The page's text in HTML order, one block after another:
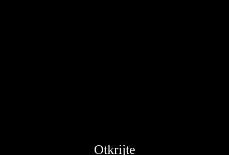
Otkrijte